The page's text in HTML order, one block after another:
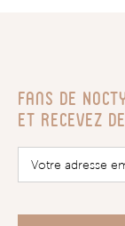
Fans de
Et recevez